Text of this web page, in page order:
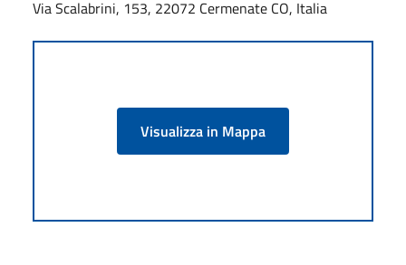
Via Scalabrini, 153, 22072 Cermenate CO, Italia
Visualizza in Mappa